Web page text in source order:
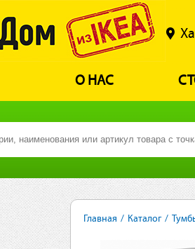
О НАС
Главная / Каталог /